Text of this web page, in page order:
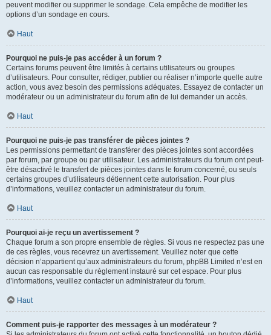
peuvent modifier ou supprimer le sondage. Cela empêche de modifier les
options d’un sondage en cours.
Haut
Pourquoi ne puis-je pas accéder à un forum ?
Certains forums peuvent être limités à certains utilisateurs ou groupes
d’utilisateurs. Pour consulter, rédiger, publier ou réaliser n’importe quelle autre
action, vous avez besoin des permissions adéquates. Essayez de contacter un
modérateur ou un administrateur du forum afin de lui demander un accès.
Haut
Pourquoi ne puis-je pas transférer de pièces jointes ?
Les permissions permettant de transférer des pièces jointes sont accordées
par forum, par groupe ou par utilisateur. Les administrateurs du forum ont peut-
être désactivé le transfert de pièces jointes dans le forum concerné, ou seuls
certains groupes d’utilisateurs détiennent cette autorisation. Pour plus
d’informations, veuillez contacter un administrateur du forum.
Haut
Pourquoi ai-je reçu un avertissement ?
Chaque forum a son propre ensemble de règles. Si vous ne respectez pas une
de ces règles, vous recevrez un avertissement. Veuillez noter que cette
décision n’appartient qu’aux administrateurs du forum, phpBB Limited n’est en
aucun cas responsable du règlement instauré sur cet espace. Pour plus
d’informations, veuillez contacter un administrateur du forum.
Haut
Comment puis-je rapporter des messages à un modérateur ?